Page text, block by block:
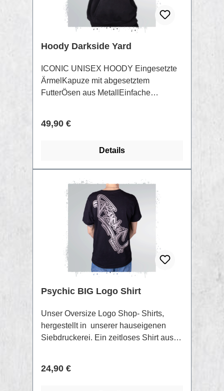
Hoody Darkside Yard
ICONIC UNISEX HOODY Eingesetzte
ÄrmelKapuze mit abgesetztem
FutterÖsen aus MetallEinfache
HalsausschnittBreite
unterem Saum85% gekämmte
5XLKängurutasche350 g/m2
Regulärer Preis:
49,90 €
Details
Psychic BIG Logo Shirt
Unser Oversize Logo Shop- Shirts,
hergestellt in unserer hauseigenen
Siebdruckerei. Ein zeitloses Shirt aus
Diese Methode ermöglicht das Motiv
Regulärer Preis:
24,90 €